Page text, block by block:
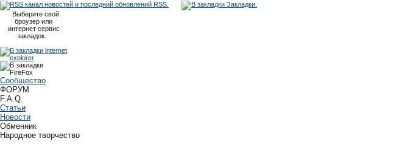
RSS.
Закладки.
Выберите свой
броузер или
интернет сервис
закладок.
Сообщество
ФОРУМ
F.A.Q.
Статьи
Новости
Обменник
Народное творчество